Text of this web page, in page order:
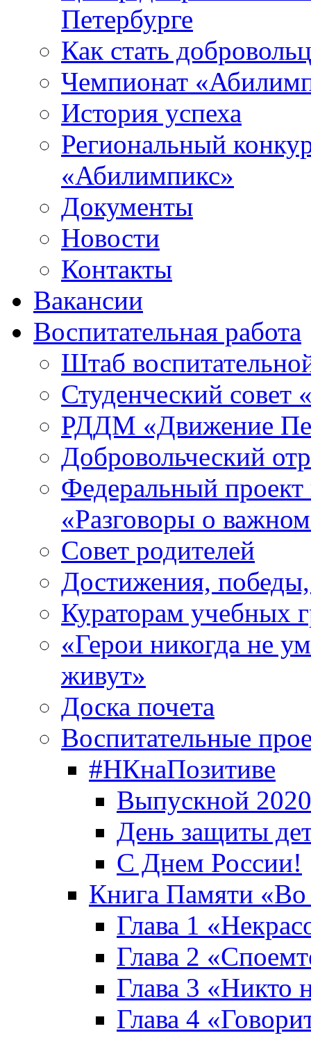
Петербурге
Как стать
Чемпионат
История успеха
Региональный
«Абилимпикс»
Документы
Новости
Контакты
Вакансии
Воспитательная работа
Штаб
Студенческий совет
РДДМ «Движение
Добровольческий
Федеральный
«Разговоры о
Совет родителей
Достижения,
Кураторам учебных
«Герои никогда не
живут»
Доска почета
Воспитательные
#НКнаПозитиве
Выпускной
День защиты
С Днем России!
Книга Памяти
Глава 1
Глава 2
Глава 3 «Никто
Глава 4